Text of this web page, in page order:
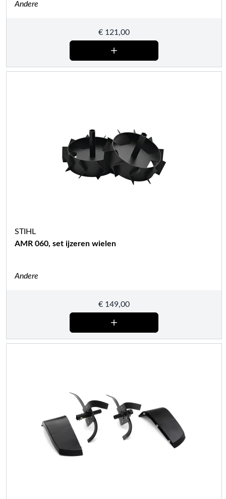
Andere
€ 121,00
STIHL
AMR 060, set ijzeren wielen
Andere
€ 149,00